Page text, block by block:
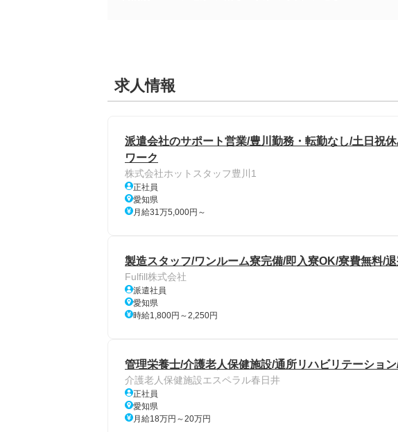
求人情報
派遣会社のサポート営業/豊川勤務・転勤なし/土日祝
ワーク
株式会社ホットスタッフ豊川1
正社員
愛知県
月給31万5,000円～
製造スタッフ/ワンルーム寮完備/即入寮OK/寮費無料/
Fulfill株式会社
派遣社員
愛知県
時給1,800円～2,250円
管理栄養士/介護老人保健施設/通所リハビリテーショ
介護老人保健施設エスペラル春日井
正社員
愛知県
月給18万円～20万円